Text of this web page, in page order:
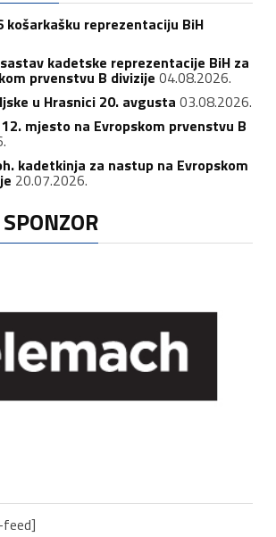
košarkašku reprezentaciju BiH
kadetske reprezentacije BiH za
prvenstvu B divizije 04.08.2026.
u Hrasnici 20. avgusta 03.08.2026.
mjesto na Evropskom prvenstvu B
kadetkinja za nastup na Evropskom
20.07.2026.